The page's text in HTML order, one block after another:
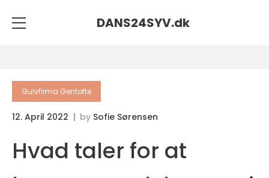
DANS24SYV.dk
Gulvfirma Gentofte
12. April 2022 by Sofie Sørensen
Hvad taler for at